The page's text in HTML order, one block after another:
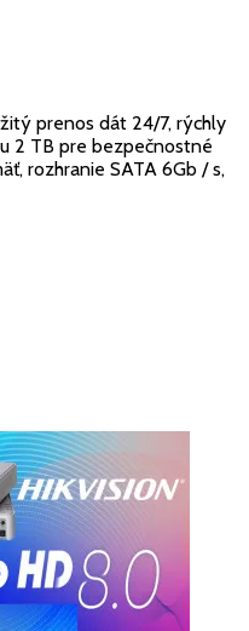
prenos dát 24/7, rýchly
2 TB pre bezpečnostné
rozhranie SATA 6Gb / s,